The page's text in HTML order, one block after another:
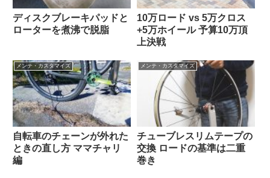
ディスクブレーキパッドと
ローターを煮沸で脱脂
10万ロード vs 5万クロス
+5万ホイール 予算10万頂
上決戦
メンテ・カスタマイズ
自転車のチェーンが外れた
ときの直し方 ママチャリ
編
メンテ・カスタマイズ
チューブレスリムテープの
交換 ロードの基準は二重
巻き